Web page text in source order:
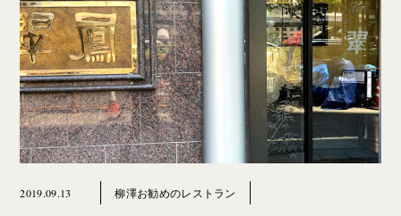
2019.09.13 柳澤お勧めのレストラン